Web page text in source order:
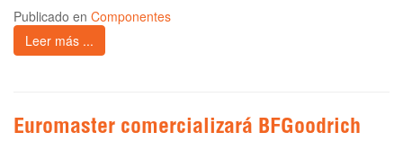
Publicado en Componentes
Leer más ...
Euromaster comercializará BFGoodrich